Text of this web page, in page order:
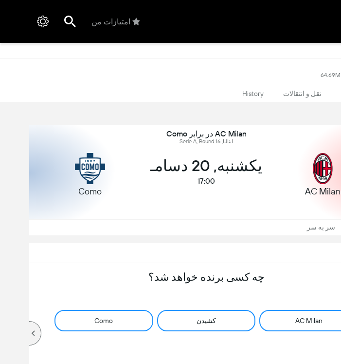
امتیازات من
64.69M
نقل و انتقالات History
AC Milan در برابر Como
ایتالیا, Serie A, Round 16
AC Milan
یکشنبه, 20 دسامـ
17:00
Como
سر به سر
چه کسی برنده خواهد شد؟
AC Milan کشیدن Como